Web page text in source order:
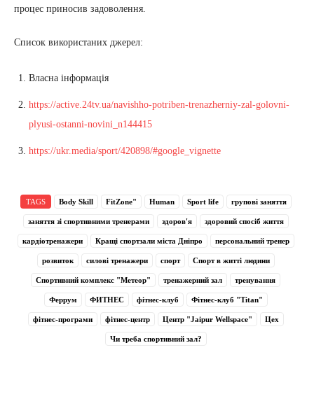
процес приносив задоволення.
Список використаних джерел:
Власна інформація
https://active.24tv.ua/navishho-potriben-trenazherniy-zal-golovni-
plyusi-ostanni-novini_n144415
https://ukr.media/sport/420898/#google_vignette
TAGS Body Skill FitZone" Human Sport life групові заняття
заняття зі спортивними тренерами здоров'я здоровий спосіб життя
кардіотренажери Кращі спортзали міста Дніпро персональний тренер
розвиток силові тренажери спорт Спорт в житті людини
Спортивний комплекс "Метеор" тренажерний зал тренування
Феррум ФИТНЕС фітнес-клуб Фітнес-клуб "Titan"
фітнес-програми фітнес-центр Центр "Jaipur Wellspace" Цех
Чи треба спортивний зал?